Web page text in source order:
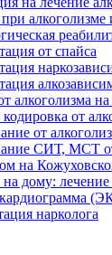
от спайса
алкоголизма
от
от
СИТ, МСТ
на
дому: лечение
нарколога